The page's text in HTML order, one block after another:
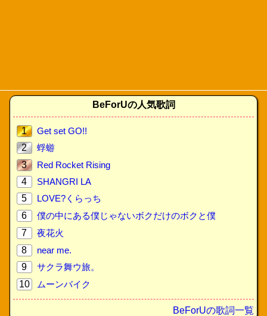
BeForUの人気歌詞
1
Get set GO!!
2
蜉蝣
3
Red Rocket Rising
4
SHANGRI LA
5
LOVE?くらっち
6
僕の中にある僕じゃないボクだけのボクと僕
7
夜花火
8
near me.
9
サクラ舞ウ旅。
10
ムーンバイク
BeForUの歌詞一覧